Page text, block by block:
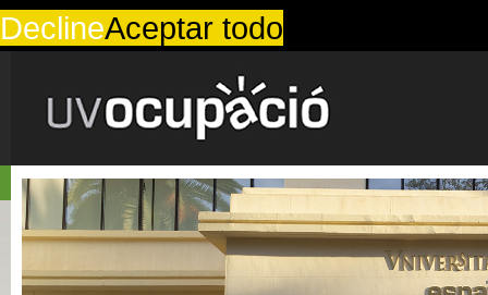
DeclineAceptar todo